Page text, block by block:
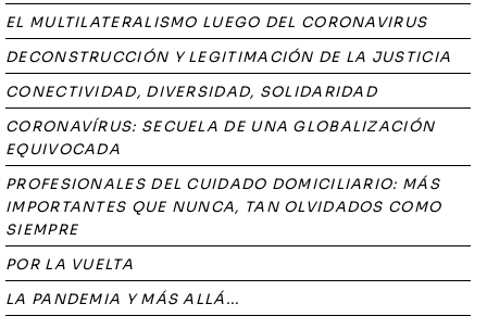
EL MULTILATERALISMO LUEGO DEL CORONAVIRUS
DECONSTRUCCIÓN Y LEGITIMACIÓN DE LA JUSTICIA
CONECTIVIDAD, DIVERSIDAD, SOLIDARIDAD
CORONAVÍRUS: SECUELA DE UNA GLOBALIZACIÓN
EQUIVOCADA
PROFESIONALES DEL CUIDADO DOMICILIARIO: MÁS
IMPORTANTES QUE NUNCA, TAN OLVIDADOS COMO
SIEMPRE
POR LA VUELTA
LA PANDEMIA Y MÁS ALLÁ...